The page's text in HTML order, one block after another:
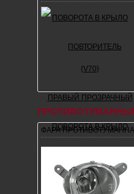
ФАРА